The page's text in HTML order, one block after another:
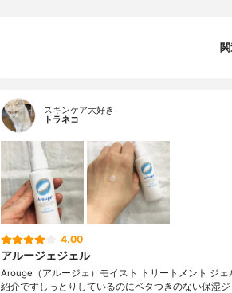
スキンケア大好き
トラネコ
4.00
アルージェジェル
Arouge（アルージェ）モイスト トリートメント ジェ
紹介ですしっとりしているのにベタつきのない保湿